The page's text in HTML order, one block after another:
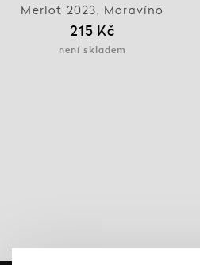
Merlot 2023, Moravíno
215 Kč
není skladem